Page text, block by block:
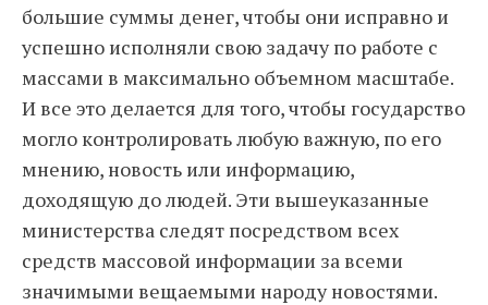
большие суммы денег, чтобы они исправно и
успешно исполняли свою задачу по работе с
массами в максимально объемном масштабе.
И все это делается для того, чтобы государство
могло контролировать любую важную, по его
мнению, новость или информацию,
доходящую до людей. Эти вышеуказанные
министерства следят посредством всех
средств массовой информации за всеми
значимыми вещаемыми народу новостями.